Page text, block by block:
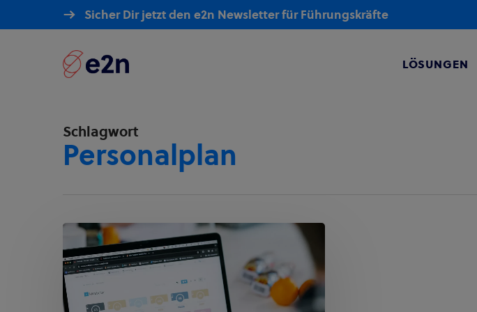
to
Sicher Dir jetzt den e2n Newsletter für Führungskräfte
LÖSUNGEN
Schlagwort
Personalplan
Dienstplan
erstellen
im
Handumdrehen:
3